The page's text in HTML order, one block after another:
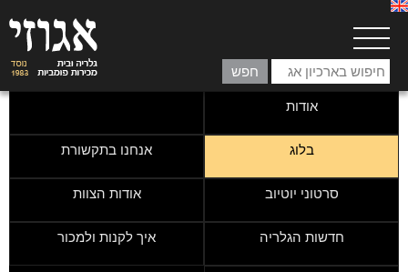
אודות
בלוג אנחנו בתקשורת
סרטוני יוטיוב אודות הצוות
חדשות הגלריה איך לקנות ולמכור